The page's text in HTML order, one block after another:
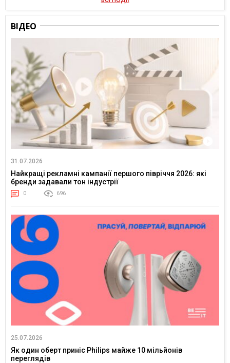
ВІДЕО
31.07.2026
Найкращі рекламні кампанії першого півріччя 2026: які
бренди задавали тон індустрії
0 696
25.07.2026
Як один оберт приніс Philips майже 10 мільйонів
переглядів